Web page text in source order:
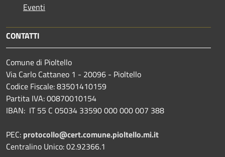
Eventi
CONTATTI
Comune di Pioltello
Via Carlo Cattaneo 1 - 20096 - Pioltello
Codice Fiscale: 83501410159
Partita IVA: 00870010154
IBAN: IT 55 C 05034 33590 000 000 007 388
PEC: protocollo@cert.comune.pioltello.mi.it
Centralino Unico: 02.92366.1